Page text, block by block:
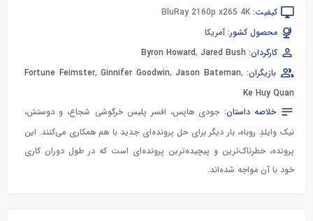
کیفیت: BluRay 2160p x265 4K
محصول کشور: آمریکا
کارگردان:
Byron Howard, Jared Bush
بازیگران:
Fortune Feimster,Ginnifer Goodwin,Jason Bateman,
Ke Huy Quan
خلاصه داستان: جودی هاپس، افسر پلیس خرگوشی شجاع، و دوستش،
نیک وایلدِ روباه، بار دیگر برای حل پرونده‌ای جدید با هم همکاری می‌کنند. این
پرونده، خطرناک‌ترین و پیچیده‌ترین پرونده‌ای است که در طول دوران کاری
خود با آن مواجه شده‌اند.